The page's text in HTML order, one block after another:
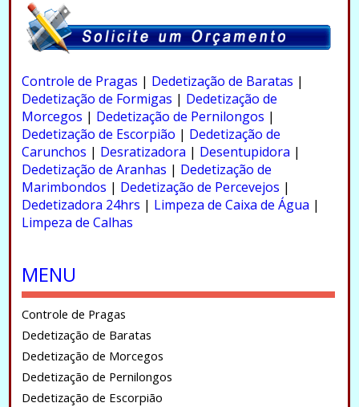
Controle de Pragas | Dedetização de Baratas |
Dedetização de Formigas | Dedetização de
Morcegos | Dedetização de Pernilongos |
Dedetização de Escorpião | Dedetização de
Carunchos | Desratizadora | Desentupidora |
Dedetização de Aranhas | Dedetização de
Marimbondos | Dedetização de Percevejos |
Dedetizadora 24hrs | Limpeza de Caixa de Água |
Limpeza de Calhas
MENU
Controle de Pragas
Dedetização de Baratas
Dedetização de Morcegos
Dedetização de Pernilongos
Dedetização de Escorpião